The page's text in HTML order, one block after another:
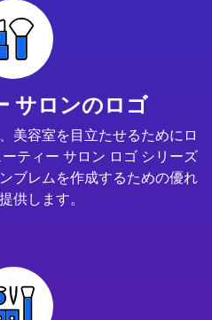
サロンのロゴ
美容室を目立たせるためにロ
ティー サロン ロゴ シリーズ
ブレムを作成するための優れ
供します。